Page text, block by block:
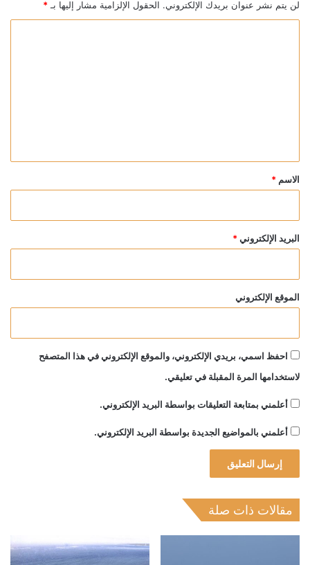
لن يتم نشر عنوان بريدك الإلكتروني. الحقول الإلزامية مشار إليها بـ *
*
الاسم *
البريد الإلكتروني *
الموقع الإلكتروني
احفظ اسمي، بريدي الإلكتروني، والموقع الإلكتروني في هذا المتصفح
لاستخدامها المرة المقبلة في تعليقي.
أعلمني بمتابعة التعليقات بواسطة البريد الإلكتروني.
أعلمني بالمواضيع الجديدة بواسطة البريد الإلكتروني.
مقالات ذات صلة